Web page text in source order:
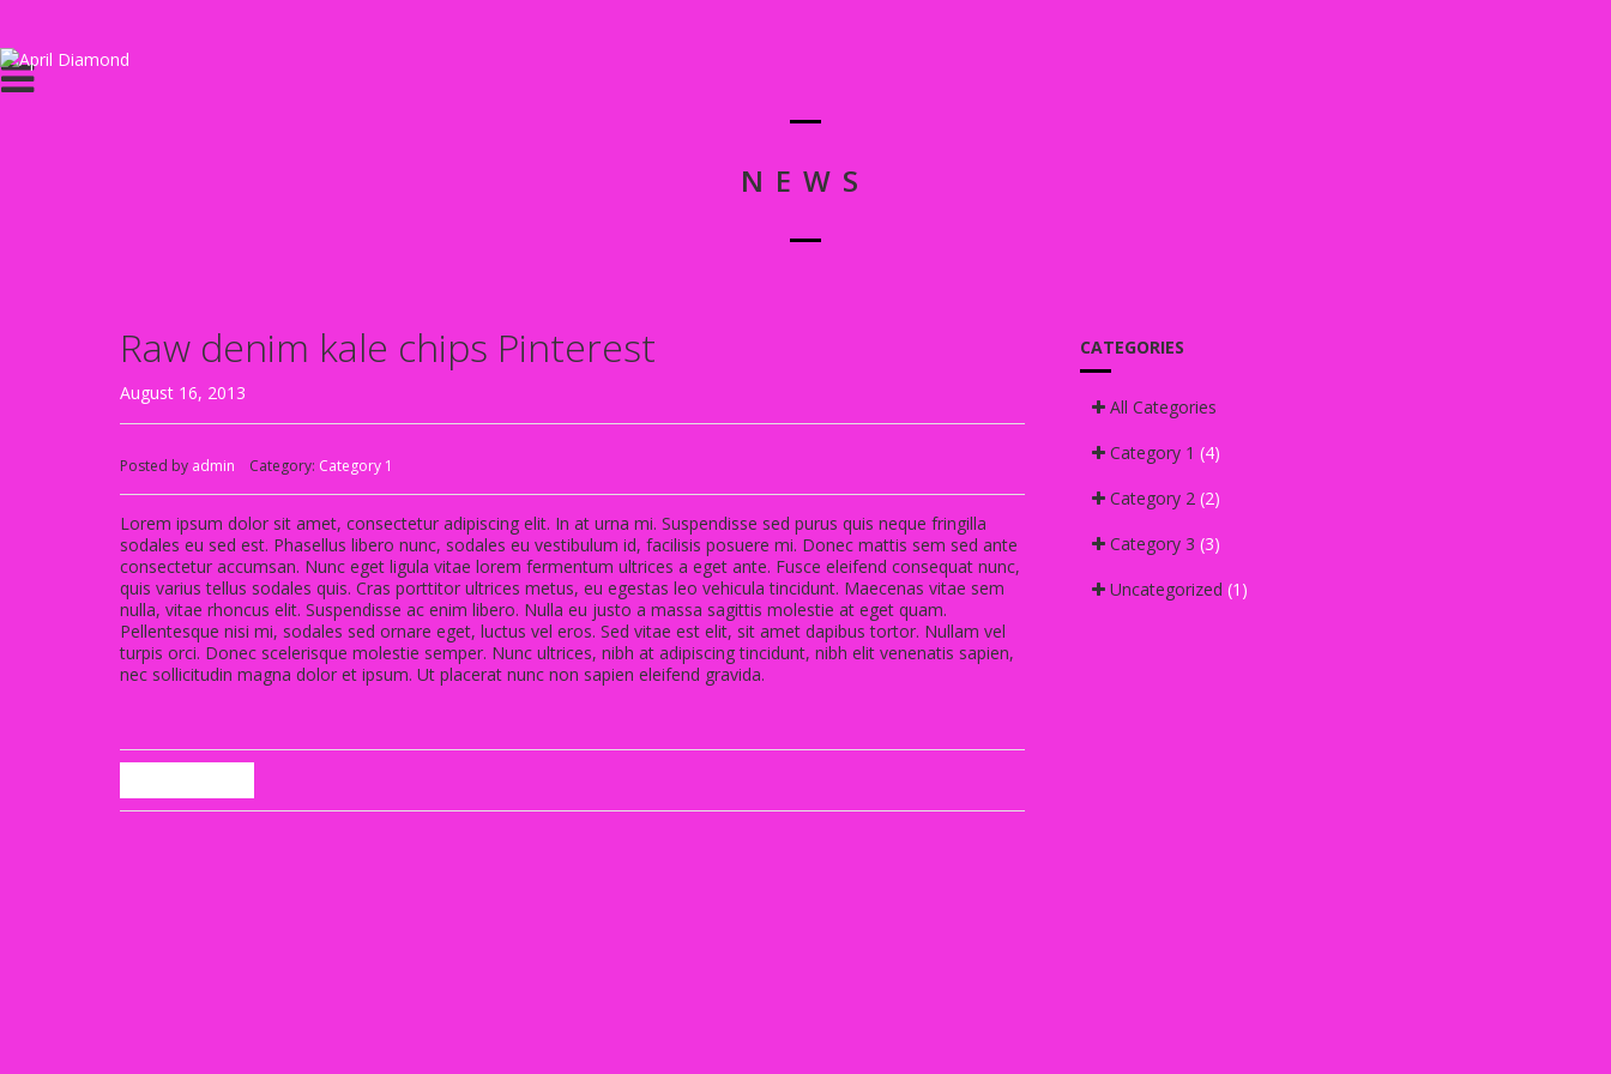
NEWS
Raw denim kale chips Pinterest
August 16, 2013
Posted by admin Category: Category 1
Lorem ipsum dolor sit amet, consectetur adipiscing elit. In at urna mi. Suspendisse sed purus quis neque fringilla
sodales eu sed est. Phasellus libero nunc, sodales eu vestibulum id, facilisis posuere mi. Donec mattis sem sed ante
consectetur accumsan. Nunc eget ligula vitae lorem fermentum ultrices a eget ante. Fusce eleifend consequat nunc,
quis varius tellus sodales quis. Cras porttitor ultrices metus, eu egestas leo vehicula tincidunt. Maecenas vitae sem
nulla, vitae rhoncus elit. Suspendisse ac enim libero. Nulla eu justo a massa sagittis molestie at eget quam.
Pellentesque nisi mi, sodales sed ornare eget, luctus vel eros. Sed vitae est elit, sit amet dapibus tortor. Nullam vel
turpis orci. Donec scelerisque molestie semper. Nunc ultrices, nibh at adipiscing tincidunt, nibh elit venenatis sapien,
nec sollicitudin magna dolor et ipsum. Ut placerat nunc non sapien eleifend gravida.
CATEGORIES
All Categories
Category 1 (4)
Category 2 (2)
Category 3 (3)
Uncategorized (1)